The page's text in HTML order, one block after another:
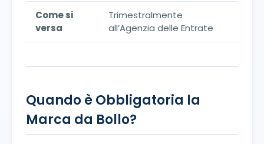
Come si
versa
Trimestralmente
all’Agenzia delle Entrate
Quando è Obbligatoria la
Marca da Bollo?